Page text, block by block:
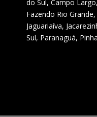
do Sul, Campo Largo,
Fazendo Rio
Jaguariaíva,
Sul, Paranaguá,